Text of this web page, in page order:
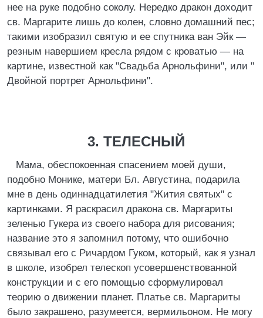
нее на руке подобно соколу. Нередко дракон доходит
св. Маргарите лишь до колен, словно домашний пес;
такими изобразил святую и ее спутника ван Эйк —
резным навершием кресла рядом с кроватью — на
картине, известной как "Свадьба Арнольфини", или "
Двойной портрет Арнольфини".
3. ТЕЛЕСНЫЙ
Мама, обеспокоенная спасением моей души,
подобно Монике, матери Бл. Августина, подарила
мне в день одиннадцатилетия "Жития святых" с
картинками. Я раскрасил дракона св. Маргариты
зеленью Гукера из своего набора для рисования;
название это я запомнил потому, что ошибочно
связывал его с Ричардом Гуком, который, как я узнал
в школе, изобрел телескоп усовершенствованной
конструкции и с его помощью сформулировал
теорию о движении планет. Платье св. Маргариты
было закрашено, разумеется, вермильоном. Не могу